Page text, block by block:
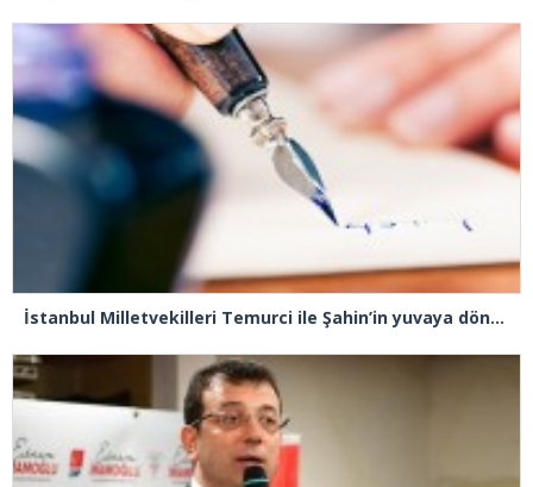
İstanbul Milletvekilleri Temurci ile Şahin’in yuvaya dönmeleri niye engelleniyor?